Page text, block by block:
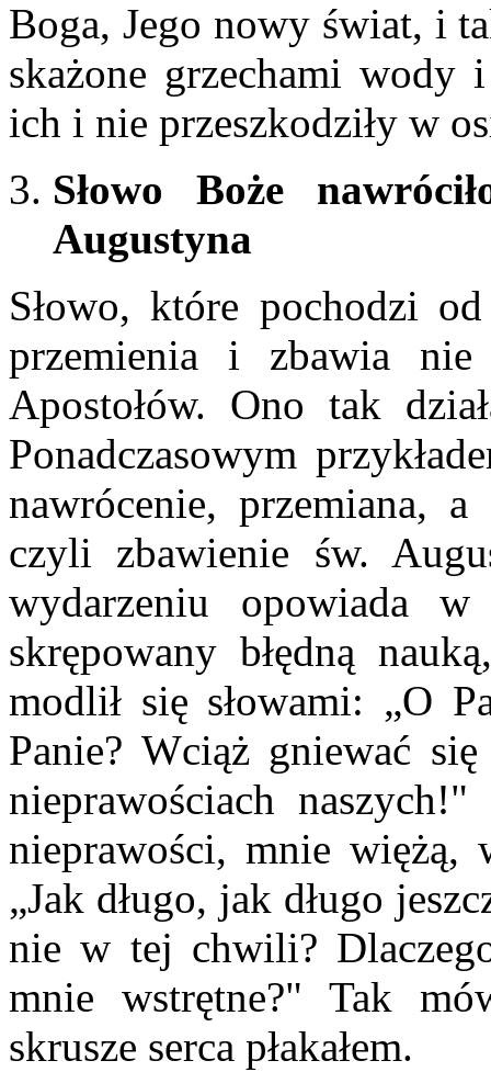
Boga, Jego nowy świat, i
skażone grzechami wody
ich i nie przeszkodziły w
Słowo Boże
Augustyna
Słowo, które pochodzi
przemienia i zbawia
Apostołów. Ono tak
Ponadczasowym
nawrócenie, przemiana, a
czyli zbawienie św.
wydarzeniu opowiada
skrępowany błędną
modlił się słowami: „O
Panie? Wciąż gniewać
nieprawościach
nieprawości, mnie więżą,
„Jak długo, jak długo
nie w tej chwili?
mnie wstrętne?" Tak
skrusze serca płakałem.